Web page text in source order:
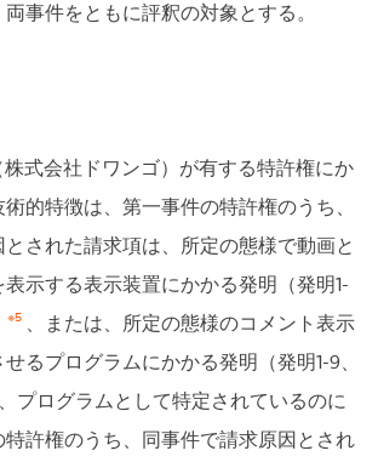
事件をともに評釈の対象とする。
式会社ドワンゴ）が有する特許権にか
的特徴は、第一事件の特許権のうち、
された請求項は、所定の態様で動画と
示する表示装置にかかる発明（発明1-
※5 、または、所定の態様のコメント表示
るプログラムにかかる発明（発明1-9、
プログラムとして特定されているのに
許権のうち、同事件で請求原因とされ